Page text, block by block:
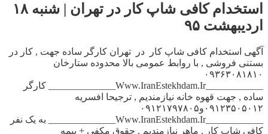
استخدام کافی شاپ کار در تهران | شنبه ۱۸
اردیبهشت ۹۵
آگهی استخدام کافی شاپ کار در تهران کارگر ساده جهت , کار در
بستنی فروشی , با روابط عمومی بالا محدوده ستارخان
۰۹۳۶۳۰۸۱۸۱۰
____________Www.IranEstekhdam.Ir______________ کارگر
ساده , جهت قهوه خانه نیازمندیم , ترجیحا افسریه
۰۹۱۲۳۵۰۵۰۱۲و۰۹۱۲۱۷۹۷۸۰۵
____________Www.IranEstekhdam.Ir______________ به یک نفر
کافی شاپ کار , ماهر نیازمندیم , حقوق مکفی + بیمه